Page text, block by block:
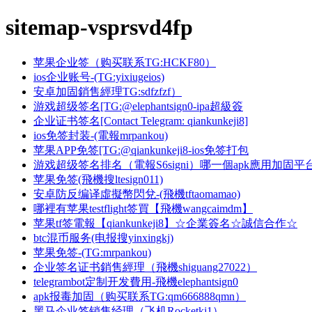
sitemap-vsprsvd4fp
苹果企业签（购买联系TG:HCKF80）
ios企业账号-(TG:yixiugeios)
安卓加固銷售經理TG:sdfzfzf）
游戏超级签名[TG:@elephantsign0-ipa超級簽
企业证书签名[Contact Telegram: qiankunkeji8]
ios免签封装-(電報mrpankou)
苹果APP免签[TG:@qiankunkeji8-ios免签打包
游戏超级签名排名（電報S6signi）哪一個apk應用加固平
苹果免签(飛機搜ltesign011)
安卓防反编译虛擬幣閃兌-(飛機tftaomamao)
哪裡有苹果testflight签買【飛機wangcaimdm】
苹果tf签電報【qiankunkeji8】☆企業簽名☆誠信合作☆
btc混币服务(电报搜yinxingkj)
苹果免签-(TG:mrpankou)
企业签名证书銷售經理（飛機shiguang27022）
telegrambot定制开发費用-飛機elephantsign0
apk报毒加固（购买联系TG:qm666888qmn）